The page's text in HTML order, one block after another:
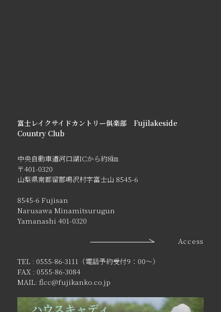
富士レイクサイドカントリー俱楽部 Fujilakeside
Country Club
中央自動車道河口湖ICから約8㎞
〒401-0320
山梨県南都留郡鳴沢村字富士山 8545-6
8545-6 Fujisan
Narusawa Minamitsurugun
Yamanashi 401-0320
Access
TEL : 0555-86-3111（電話予約受付9：00〜）
FAX : 0555-86-3084
MAIL: flcc@fujikanko.co.jp